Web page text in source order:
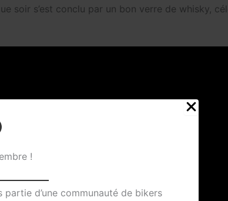
!
d’une communauté de bikers
soir s’est conclu par un bon verre de whisky,